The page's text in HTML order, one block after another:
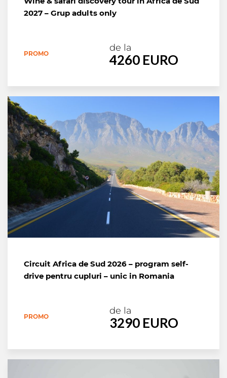
2027 – Grup adults only
PROMO
de la
4260 EURO
Circuit Africa de Sud 2026 – program self-
drive pentru cupluri – unic in Romania
PROMO
de la
3290 EURO